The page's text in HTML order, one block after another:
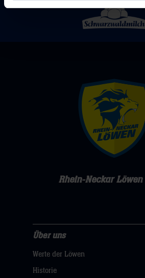
Rhein-Neckar Löwen
uns
Navigation
Über uns
Werte der Löwen
Historie